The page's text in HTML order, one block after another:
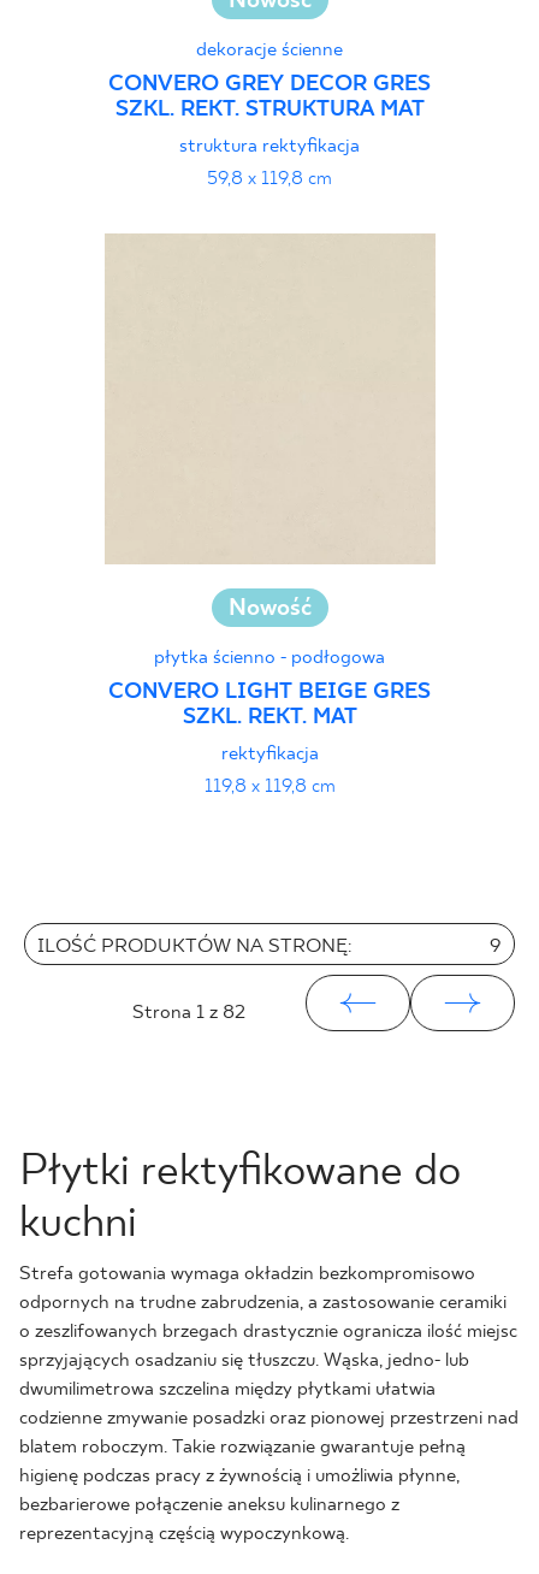
dekoracje ścienne
CONVERO GREY DECOR GRES
SZKL. REKT. STRUKTURA MAT
struktura rektyfikacja
59,8 x 119,8 cm
Nowość
płytka ścienno - podłogowa
CONVERO LIGHT BEIGE GRES
SZKL. REKT. MAT
rektyfikacja
119,8 x 119,8 cm
ILOŚĆ PRODUKTÓW NA STRONĘ: 9
Strona 1 z 82
Płytki rektyfikowane do
kuchni
Strefa gotowania wymaga okładzin bezkompromisowo
odpornych na trudne zabrudzenia, a zastosowanie ceramiki
o zeszlifowanych brzegach drastycznie ogranicza ilość miejsc
sprzyjających osadzaniu się tłuszczu. Wąska, jedno- lub
dwumilimetrowa szczelina między płytkami ułatwia
codzienne zmywanie posadzki oraz pionowej przestrzeni nad
blatem roboczym. Takie rozwiązanie gwarantuje pełną
higienę podczas pracy z żywnością i umożliwia płynne,
bezbarierowe połączenie aneksu kulinarnego z
reprezentacyjną częścią wypoczynkową.